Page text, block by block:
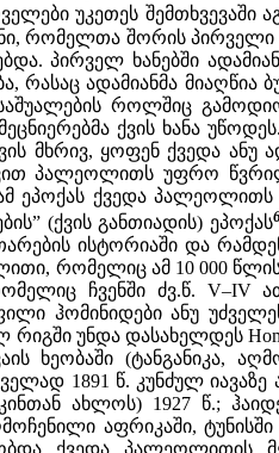
უკეთეს შემთხვევაში
რომელთა შორის პირველი
პირველ ხანებში
რასაც ადამიანმა მიაღწია
როლშიც
ქვის ხანა
მხრივ, ყოფენ ქვედა
პალეოლითს უფრო
ეპოქას ქვედა პალეოლითს
(ქვის განთიადის) ეპოქას
ისტორიაში და
რომელიც ამ 10 000
ჩვენში ძვ.წ.
ჰომინიდები ანუ
რიგში უნდა დასახელდეს
ხეობაში (ტანგანიკა,
1891 წ. კუნძულ იავაზე
ახლოს) 1927 წ.;
აფრიკაში,
ქვედა პალეოლითის